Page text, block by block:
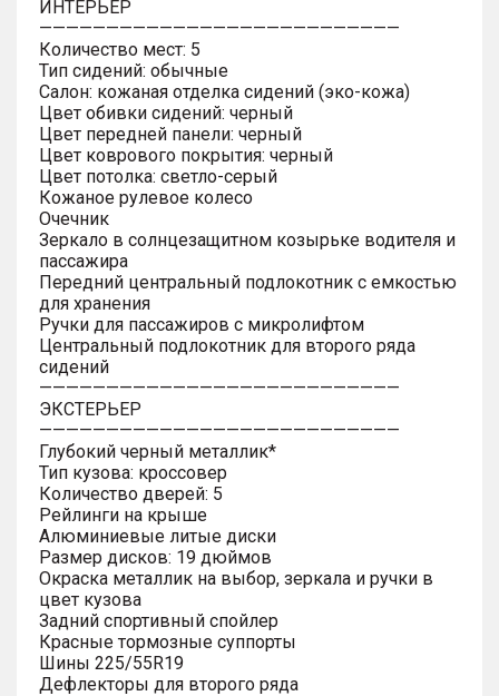
ИНТЕРЬЕР
———————————————————————————
Количество мест: 5
Тип сидений: обычные
Салон: кожаная отделка сидений (эко-кожа)
Цвет обивки сидений: черный
Цвет передней панели: черный
Цвет коврового покрытия: черный
Цвет потолка: светло-серый
Кожаное рулевое колесо
Очечник
Зеркало в солнцезащитном козырьке водителя и
пассажира
Передний центральный подлокотник с емкостью
для хранения
Ручки для пассажиров с микролифтом
Центральный подлокотник для второго ряда
сидений
———————————————————————————
ЭКСТЕРЬЕР
———————————————————————————
Глубокий черный металлик*
Тип кузова: кроссовер
Количество дверей: 5
Рейлинги на крыше
Алюминиевые литые диски
Размер дисков: 19 дюймов
Окраска металлик на выбор, зеркала и ручки в
цвет кузова
Задний спортивный спойлер
Красные тормозные суппорты
Шины 225/55R19
Дефлекторы для второго ряда